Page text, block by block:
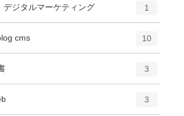
数
リ
ー
デジタルマーケティングエ
ー
1
件
cmsエ
ー
10
件
エ
リ
3
件
エ
3
件